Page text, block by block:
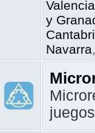
Valencia
y
Navarra